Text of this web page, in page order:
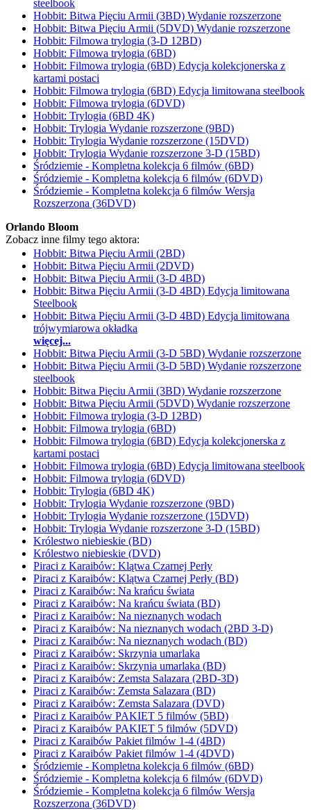
steelbook
Hobbit: Bitwa Pięciu Armii (3BD) Wydanie rozszerzone
Hobbit: Bitwa Pięciu Armii (5DVD) Wydanie rozszerzone
Hobbit: Filmowa trylogia (3-D 12BD)
Hobbit: Filmowa trylogia (6BD)
Hobbit: Filmowa trylogia (6BD) Edycja kolekcjonerska z
kartami postaci
Hobbit: Filmowa trylogia (6BD) Edycja limitowana steelbook
Hobbit: Filmowa trylogia (6DVD)
Hobbit: Trylogia (6BD 4K)
Hobbit: Trylogia Wydanie rozszerzone (9BD)
Hobbit: Trylogia Wydanie rozszerzone (15DVD)
Hobbit: Trylogia Wydanie rozszerzone 3-D (15BD)
Śródziemie - Kompletna kolekcja 6 filmów (6BD)
Śródziemie - Kompletna kolekcja 6 filmów (6DVD)
Śródziemie - Kompletna kolekcja 6 filmów Wersja
Rozszerzona (36DVD)
Orlando Bloom
Zobacz inne filmy tego aktora:
Hobbit: Bitwa Pięciu Armii (2BD)
Hobbit: Bitwa Pięciu Armii (2DVD)
Hobbit: Bitwa Pięciu Armii (3-D 4BD)
Hobbit: Bitwa Pięciu Armii (3-D 4BD) Edycja limitowana
Steelbook
Hobbit: Bitwa Pięciu Armii (3-D 4BD) Edycja limitowana
trójwymiarowa okładka
więcej...
Hobbit: Bitwa Pięciu Armii (3-D 5BD) Wydanie rozszerzone
Hobbit: Bitwa Pięciu Armii (3-D 5BD) Wydanie rozszerzone
steelbook
Hobbit: Bitwa Pięciu Armii (3BD) Wydanie rozszerzone
Hobbit: Bitwa Pięciu Armii (5DVD) Wydanie rozszerzone
Hobbit: Filmowa trylogia (3-D 12BD)
Hobbit: Filmowa trylogia (6BD)
Hobbit: Filmowa trylogia (6BD) Edycja kolekcjonerska z
kartami postaci
Hobbit: Filmowa trylogia (6BD) Edycja limitowana steelbook
Hobbit: Filmowa trylogia (6DVD)
Hobbit: Trylogia (6BD 4K)
Hobbit: Trylogia Wydanie rozszerzone (9BD)
Hobbit: Trylogia Wydanie rozszerzone (15DVD)
Hobbit: Trylogia Wydanie rozszerzone 3-D (15BD)
Królestwo niebieskie (BD)
Królestwo niebieskie (DVD)
Piraci z Karaibów: Klątwa Czarnej Perły
Piraci z Karaibów: Klątwa Czarnej Perły (BD)
Piraci z Karaibów: Na krańcu świata
Piraci z Karaibów: Na krańcu świata (BD)
Piraci z Karaibów: Na nieznanych wodach
Piraci z Karaibów: Na nieznanych wodach (2BD 3-D)
Piraci z Karaibów: Na nieznanych wodach (BD)
Piraci z Karaibów: Skrzynia umarlaka
Piraci z Karaibów: Skrzynia umarlaka (BD)
Piraci z Karaibów: Zemsta Salazara (2BD-3D)
Piraci z Karaibów: Zemsta Salazara (BD)
Piraci z Karaibów: Zemsta Salazara (DVD)
Piraci z Karaibów PAKIET 5 filmów (5BD)
Piraci z Karaibów PAKIET 5 filmów (5DVD)
Piraci z Karaibów Pakiet filmów 1-4 (4BD)
Piraci z Karaibów Pakiet filmów 1-4 (4DVD)
Śródziemie - Kompletna kolekcja 6 filmów (6BD)
Śródziemie - Kompletna kolekcja 6 filmów (6DVD)
Śródziemie - Kompletna kolekcja 6 filmów Wersja
Rozszerzona (36DVD)